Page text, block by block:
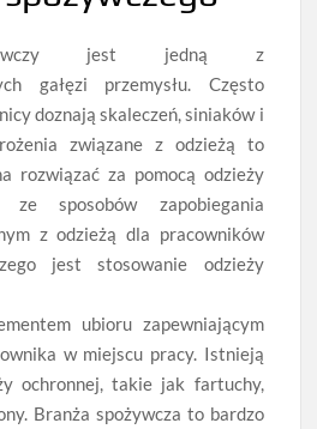
jest jedną z
gałęzi przemysłu. Często
doznają skaleczeń, siniaków i
związane z odzieżą to
rozwiązać za pomocą odzieży
ze sposobów zapobiegania
z odzieżą dla pracowników
jest stosowanie odzieży
ubioru zapewniającym
w miejscu pracy. Istnieją
ochronnej, takie jak fartuchy,
Branża spożywcza to bardzo